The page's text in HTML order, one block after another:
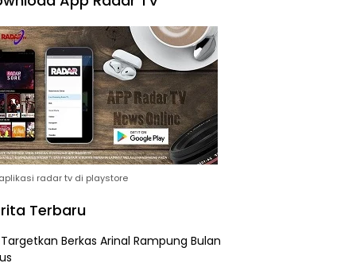
radar tv di playstore
Terbaru
Berkas Arinal Rampung Bulan